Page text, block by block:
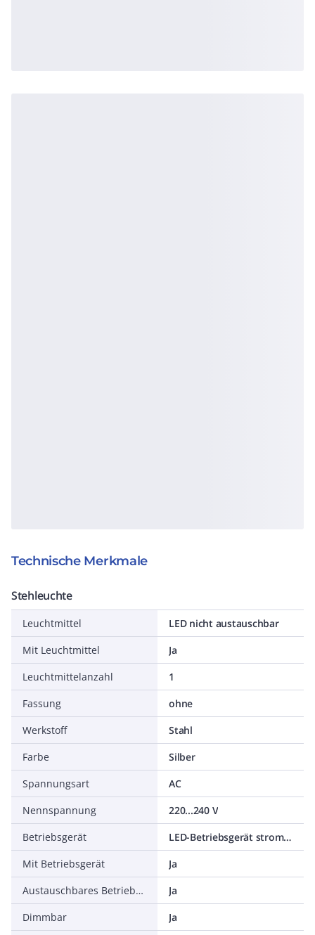
Technische Merkmale
Stehleuchte
Leuchtmittel
LED nicht austauschbar
Mit Leuchtmittel
Ja
Leuchtmittelanzahl
1
Fassung
ohne
Werkstoff
Stahl
Farbe
Silber
Spannungsart
AC
Nennspannung
220...240 V
Betriebsgerät
LED-Betriebsgerät stromgesteuert
Mit Betriebsgerät
Ja
Austauschbares Betriebsgerät
Ja
Dimmbar
Ja